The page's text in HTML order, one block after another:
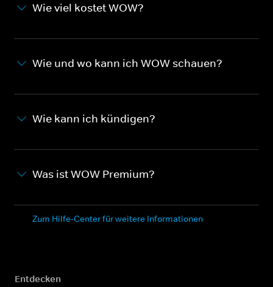
Wie viel kostet WOW?
Wie und wo kann ich WOW schauen?
Wie kann ich kündigen?
Was ist WOW Premium?
Zum Hilfe-Center für weitere Informationen
Entdecken